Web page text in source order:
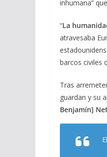
o
k
inhumana”
“La
atravesaba
barcos civiles
Tras
guardan y su
Benjamín]